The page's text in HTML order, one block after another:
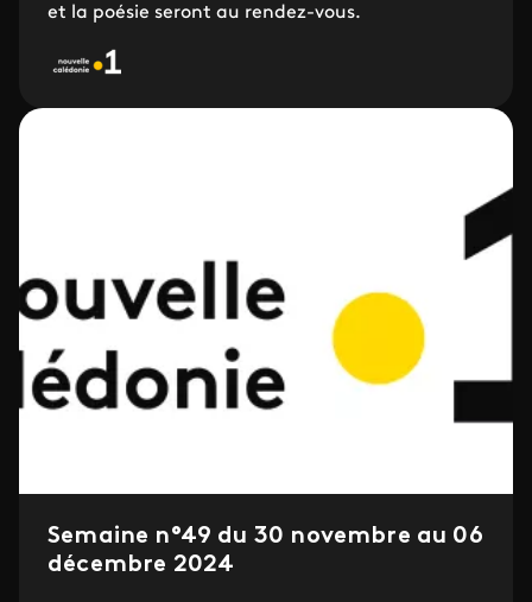
et la poésie seront au rendez-vous.
Semaine n°49 du 30 novembre au 06
décembre 2024